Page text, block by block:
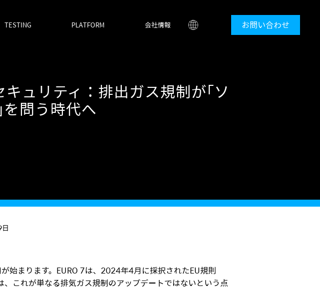
TESTING PLATFORM 会社情報 お問い合わせ
ュリティ：排出ガス規制が「ソ
を問う時代へ
始まります。EURO 7は、2024年4月に採択されたEU規則
これが単なる排気ガス規制のアップデートではないという点